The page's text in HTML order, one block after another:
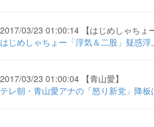
2017/03/23 01:00:14 【はじめしゃちょ
はじめしゃちょー「浮気＆二股」疑惑
2017/03/23 01:00:04 【青山愛】
テレ朝・青山愛アナの「怒り新党」降